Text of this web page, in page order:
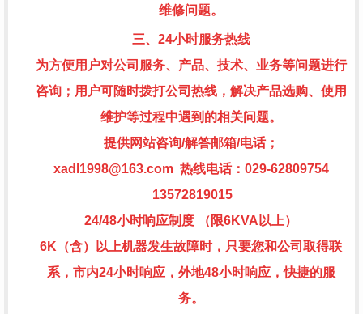
维修问题。
三、 24小时服务热线
为方便用户对公司服务、产品、技术、业务等问题进行
咨询；用户可随时拨打公司热线，解决产品选购、使用
维护等过程中遇到的相关问题。
提供网站咨询/解答邮箱/电话；
xadl1998@163.com 热线电话： 029-62809754
13572819015
24/48小时响应制度 （限6KVA 以上）
6K （含）以上机器发生故障时，只要您和公司取得联
系，市内24小时响应，外地48小时响应，快捷的服
务。